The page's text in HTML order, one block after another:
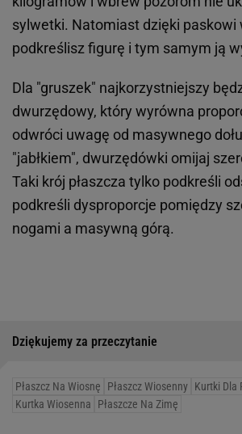
sylwetki. Natomiast dzięki paskowi
podkreślisz figurę i tym samym ją
Dla "gruszek" najkorzystniejszy
dwurzędowy, który wyrówna
odwróci uwagę od masywnego
"jabłkiem", dwurzędówki omijaj
Taki krój płaszcza tylko podkreśli
podkreśli dysproporcje pomiędzy
nogami a masywną górą.
Dziękujemy za przeczytanie
Płaszcz Na Wiosnę Płaszcz Wiosenny Kurtki Dla
Kurtka Wiosenna
Płaszcze Na Zimę